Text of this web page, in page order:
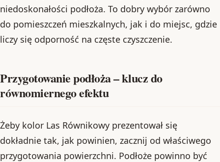
niedoskonałości podłoża. To dobry wybór zarówno
do pomieszczeń mieszkalnych, jak i do miejsc, gdzie
liczy się odporność na częste czyszczenie.
Przygotowanie podłoża – klucz do
równomiernego efektu
Żeby kolor Las Równikowy prezentował się
dokładnie tak, jak powinien, zacznij od właściwego
przygotowania powierzchni. Podłoże powinno być